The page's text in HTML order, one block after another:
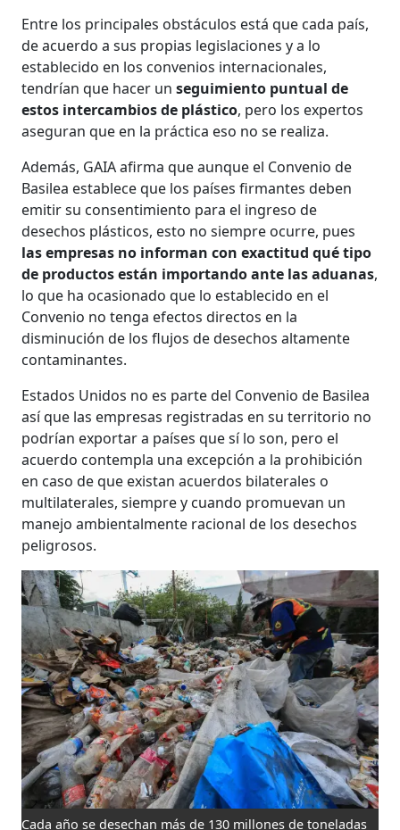
Entre los principales obstáculos está que cada país,
de acuerdo a sus propias legislaciones y a lo
establecido en los convenios internacionales,
tendrían que hacer unseguimiento puntual de
estos intercambios de plástico, pero los expertos
aseguran que en la práctica eso no se realiza.
Además, GAIA afirma que aunque el Convenio de
Basilea establece que los países firmantes deben
emitir su consentimiento para el ingreso de
desechos plásticos, esto no siempre ocurre, pues
las empresas no informan con exactitud qué tipo
de productos están importando ante las aduanas,
lo que ha ocasionado que lo establecido en el
Convenio no tenga efectos directos en la
disminución de los flujos de desechos altamente
contaminantes.
Estados Unidos no es parte del Convenio de Basilea
así que las empresas registradas en su territorio no
podrían exportar a países que sí lo son, pero el
acuerdo contempla una excepción a la prohibición
en caso de que existan acuerdos bilaterales o
multilaterales, siempre y cuando promuevan un
manejo ambientalmente racional de los desechos
peligrosos.
Cada año se desechan más de 130 millones de toneladas